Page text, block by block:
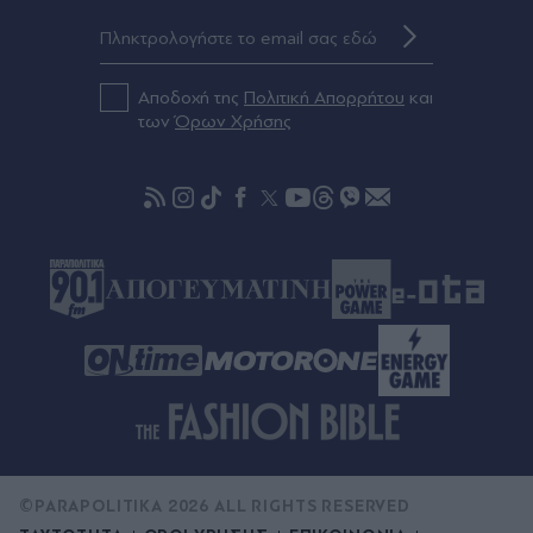
ραδιοφώνου - Η μεταγραφή Τσίμα και τα
πρόσωπα που ακολουθούν
Πριν 30 λεπτά
Ολοκληρώθηκε η θητεία του πρέσβη του
γεμάτη ευγνωμοσύνη", ανέφερε σε ανάρτησή
Αποδοχή της Πολιτική Απορρήτου και
τωνΌρων Χρήσης
©PARAPOLITIKA 2026 ALL RIGHTS RESERVED